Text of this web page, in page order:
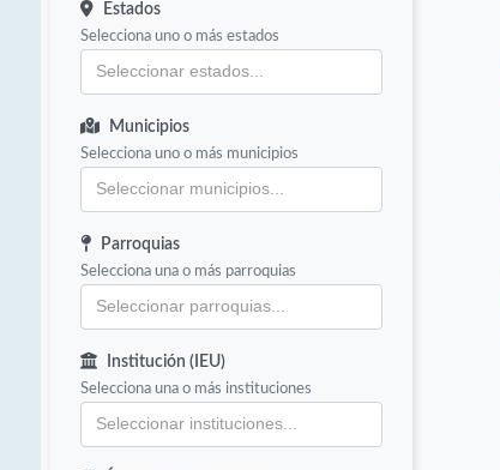
Estados
Selecciona uno o más estados
Municipios
Selecciona uno o más municipios
Parroquias
Selecciona una o más parroquias
Institución (IEU)
Selecciona una o más instituciones